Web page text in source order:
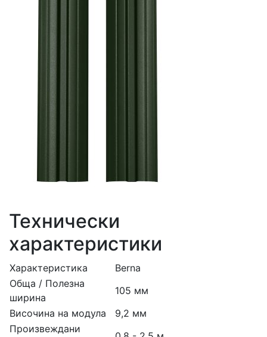
Технически
характеристики
Характеристика
Berna
Обща / Полезна
ширина
105 мм
Височина на модула
9,2 мм
Произвеждани